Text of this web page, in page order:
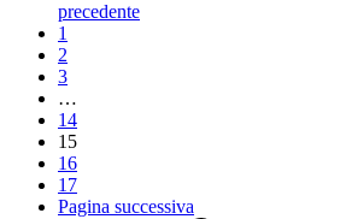
precedente
1
2
3
…
14
15
16
17
Pagina successiva